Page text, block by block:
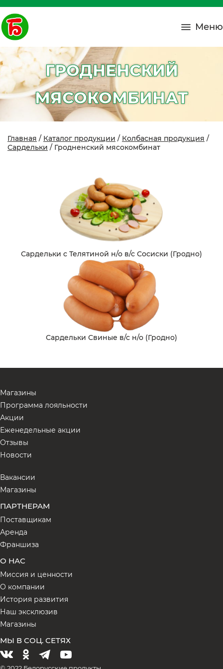
Меню
ГРОДНЕНСКИЙ
МЯСОКОМБИНАТ
Главная / Каталог продукции / Колбасная продукция /
Сардельки / Гродненский мясокомбинат
Сардельки с Телятиной н/о в/с Сосиски (Гродно)
Сардельки Свиные в/с н/о (Гродно)
Магазины
Программа лояльности
Акции
Еженедельные акции
Отзывы
Новости
Вакансии
Магазины
ПАРТНЕРАМ
Поставщикам
Аренда
Франшиза
О НАС
Миссия и ценности
О компании
История развития
Наш эксклюзив
Магазины
МЫ В СОЦ. СЕТЯХ